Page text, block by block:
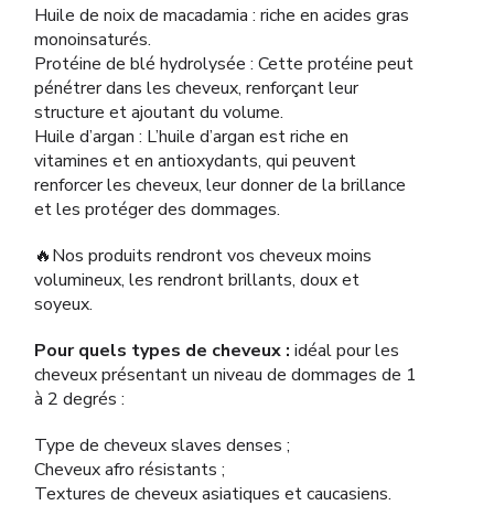
Huile de noix de macadamia : riche en acides gras
monoinsaturés.
Protéine de blé hydrolysée : Cette protéine peut
pénétrer dans les cheveux, renforçant leur
structure et ajoutant du volume.
Huile d’argan : L’huile d’argan est riche en
vitamines et en antioxydants, qui peuvent
renforcer les cheveux, leur donner de la brillance
et les protéger des dommages.
🔥Nos produits rendront vos cheveux moins
volumineux, les rendront brillants, doux et
soyeux.
Pour quels types de cheveux : idéal pour les
cheveux présentant un niveau de dommages de 1
à 2 degrés :
Type de cheveux slaves denses ;
Cheveux afro résistants ;
Textures de cheveux asiatiques et caucasiens.